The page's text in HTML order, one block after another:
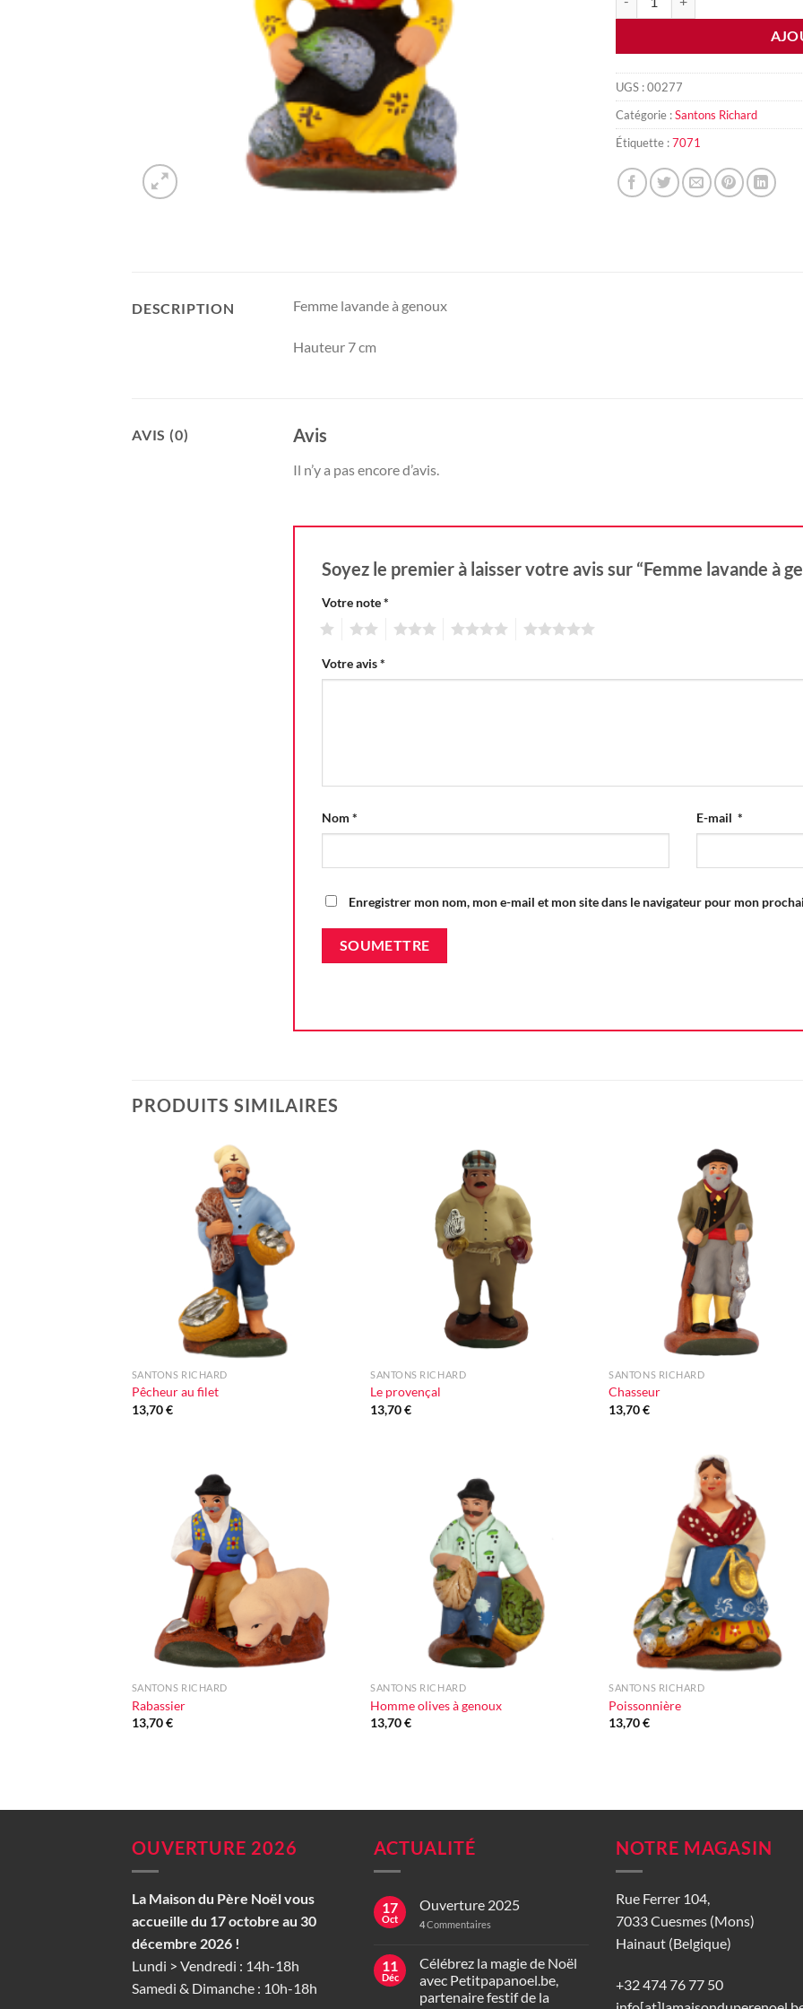
UGS :00277
Catégorie :Santons Richard
Étiquette :7071
DESCRIPTION Femme lavande à genoux
Hauteur 7 cm
AVIS (0) Avis
Il n’y a pas encore d’avis.
Soyez le premier à laisser votre avis sur “Femme lavande à
Votre note*
Votre avis*
Nom * E-mail *
Enregistrer mon nom, mon e-mail et mon site dans le navigateur pour mon
PRODUITS SIMILAIRES
SANTONS RICHARD
Pêcheur au filet
13,70€
SANTONS RICHARD
Le provençal
13,70€
SANTONS RICHARD
Chasseur
13,70€
+
SANTONS RICHARD
Rabassier
13,70€
SANTONS RICHARD
Homme olives à genoux
13,70€
SANTONS RICHARD
Poissonnière
13,70€
OUVERTURE 2026
La Maison du Père Noël vous
accueille du 17 octobre au 30
décembre 2026 !
Lundi > Vendredi : 14h-18h
Samedi & Dimanche : 10h-18h
ACTUALITÉ
17
Oct
Ouverture 2025
4Commentaires
11
Déc
Célébrez la magie de Noël
avec Petitpapanoel.be,
partenaire festif de la
NOTRE MAGASIN
Rue Ferrer 104,
7033 Cuesmes (Mons)
Hainaut (Belgique)
+32 474 76 77 50